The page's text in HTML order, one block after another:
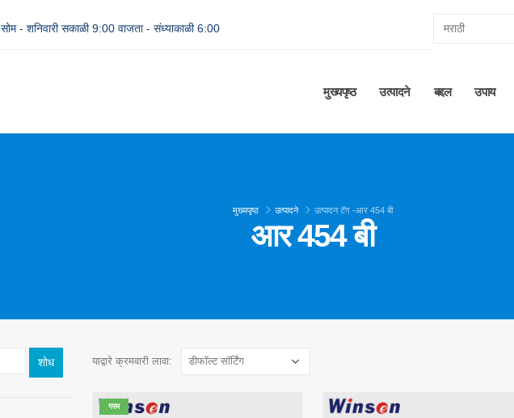
सोम - शनिवारी सकाळी 9:00 वाजता - संध्याकाळी 6:00
मुख्यपृष्ठ उत्पादने बद्दल उपाय
मुख्यपृष्ठ उत्पादने उत्पादन टॅग -आर 454 बी
आर 454 बी
याद्वारे क्रमवारी लावा:
गरम
शोध